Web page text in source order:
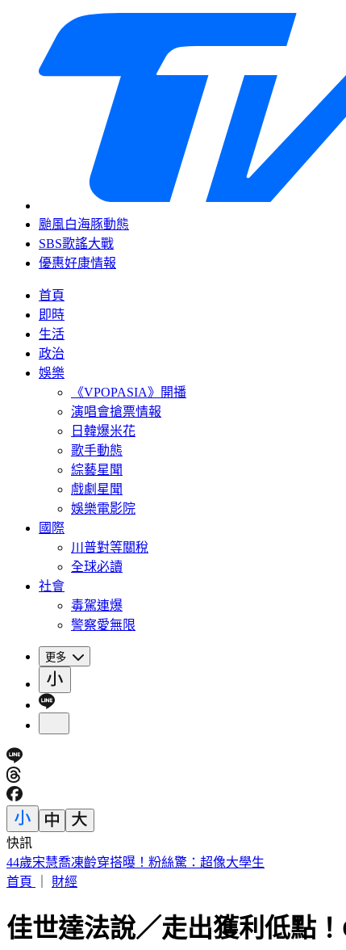
颱風白海豚動態
SBS歌謠大戰
優惠好康情報
首頁
即時
生活
政治
娛樂
《VPOPASIA》開播
演唱會搶票情報
日韓爆米花
歌手動態
綜藝星聞
戲劇星聞
娛樂電影院
國際
川普對等關稅
全球必讀
社會
毒駕連爆
警察愛無限
更多
快訊
44歲宋慧喬凍齡穿搭曝！粉絲驚：超像大學生
首頁
財經
佳世達法說／走出獲利低點